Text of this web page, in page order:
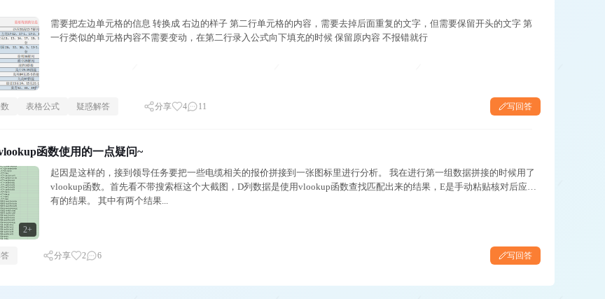
需要把左边单元格的信息 转换成 右边的样子 第二行单元格的内容，需要去掉后面重复的文字，但需要保留开头的文字 第
一行类似的单元格内容不需要变动，在第二行录入公式向下填充的时候 保留原内容 不报错就行
表格公式 疑惑解答 分享 4 11 写回答
函数使用的一点疑问~
2+
起因是这样的，接到领导任务要把一些电缆相关的报价拼接到一张图标里进行分析。 我在进行第一组数据拼接的时候用了
vlookup函数。首先看不带搜索框这个大截图，D列数据是使用vlookup函数查找匹配出来的结果，E是手动粘贴核对后应该
有的结果。 其中有两个结果...
分享 2 6 写回答